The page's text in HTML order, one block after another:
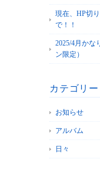
現在、HP切
で！！
2025/4月か
ン限定）
カテゴリー
お知らせ
アルバム
日々